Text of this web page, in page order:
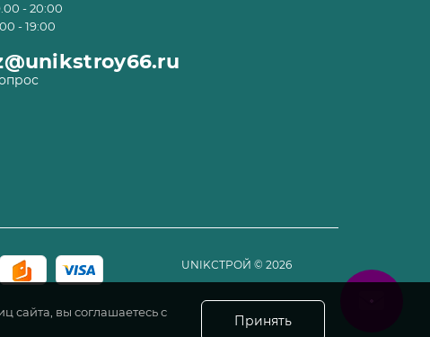
- 20:00
- 19:00
UNIKСТРОЙ © 2026
сайта, вы соглашаетесь с
Принять